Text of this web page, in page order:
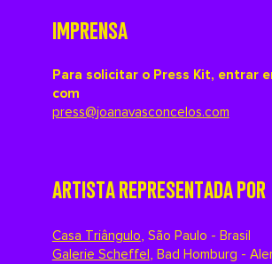
IMPRENSA
Para solicitar o Press Kit, entrar
com
press@joanavasconcelos.com
ARTISTA REPRESENTADA POR
Casa Triângulo, São Paulo - Brasil
Galerie Scheffel, Bad Homburg -